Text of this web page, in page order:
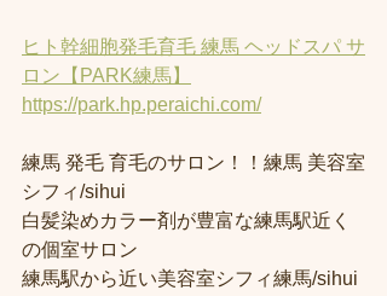
ヒト幹細胞発毛育毛 練馬 ヘッドスパ サ
ロン【PARK練馬】
https://park.hp.peraichi.com/
練馬 発毛 育毛のサロン！！練馬 美容室
シフィ/sihui
白髪染めカラー剤が豊富な練馬駅近く
の個室サロン
練馬駅から近い美容室シフィ練馬/sihui